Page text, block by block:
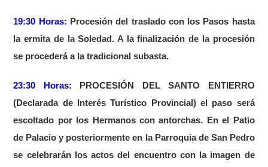
19:30 Horas: Procesión del traslado con los Pasos hasta
la ermita de la Soledad. A la finalización de la procesión
se procederá a la tradicional subasta.
23:30 Horas: PROCESIÓN DEL SANTO ENTIERRO
(Declarada de Interés Turístico Provincial) el paso será
escoltado por los Hermanos con antorchas. En el Patio
de Palacio y posteriormente en la Parroquia de San Pedro
se celebrarán los actos del encuentro con la imagen de